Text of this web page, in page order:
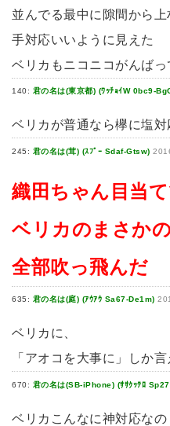
並んでる最中に隙間から
手対応いいように見えた
ベリカもニコニコがんばっ
140: 君の名は(東京都) (ﾜｯﾁｮｲW 0bc9-
ベリカが普通なら欅に塩
245: 君の名は(茸) (ｽﾌﾟｰ Sdaf-Gtsw)
織田ちゃん目当
ベリカのまさか
全部吹っ飛んだ
635: 君の名は(庭) (ｱｳｱｳ Sa67-De1m)
ベリカに、
「アオコを大事に」しか言
670: 君の名は(SB-iPhone) (ｻｻｸｯﾃﾛ
ベリカこんなに神対応なの